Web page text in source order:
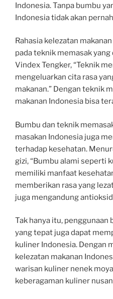
Indonesia. Tanpa bumbu
Indonesia tidak akan
Rahasia kelezatan
pada teknik memasak
Vindex Tengker, “Teknik
mengeluarkan cita rasa
makanan.” Dengan teknik
makanan Indonesia bisa
Bumbu dan teknik
masakan Indonesia juga
terhadap kesehatan.
gizi, “Bumbu alami seperti
memiliki manfaat
memberikan rasa yang
juga mengandung
Tak hanya itu,
yang tepat juga dapat
kuliner Indonesia. Dengan
kelezatan makanan
warisan kuliner nenek
keberagaman kuliner